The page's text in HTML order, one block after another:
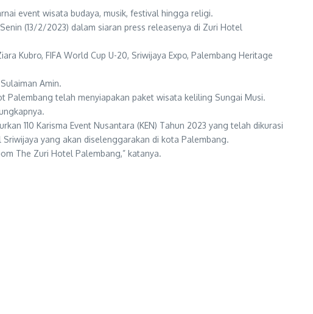
event wisata budaya, musik, festival hingga religi.
(13/2/2023) dalam siaran press releasenya di Zuri Hotel
Kubro, FIFA World Cup U-20, Sriwijaya Expo, Palembang Heritage
Amin.
Palembang telah menyiapakan paket wisata keliling Sungai Musi.
110 Karisma Event Nusantara (KEN) Tahun 2023 yang telah dikurasi
yang akan diselenggarakan di kota Palembang.
The Zuri Hotel Palembang,” katanya.